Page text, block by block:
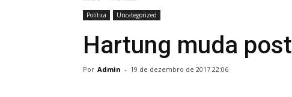
Política Uncategorized
Hartung muda
Por Admin - 19 de dezembro de 2017 22:06